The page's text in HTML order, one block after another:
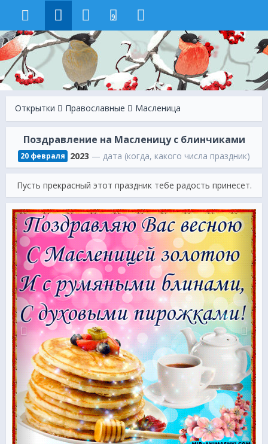
9
Открытки Православные Масленица
Поздравление на Масленицу с блинчиками
20 февраля 2023 — дата (когда, какого числа праздник)
Пусть прекрасный этот праздник тебе радость принесет.